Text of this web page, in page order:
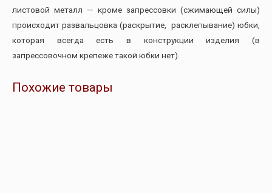
листовой металл — кроме запрессовки (сжимающей силы)
происходит развальцовка (раскрытие, расклепывание) юбки,
которая всегда есть в конструкции изделия (в
запрессовочном крепеже такой юбки нет).
Похожие товары